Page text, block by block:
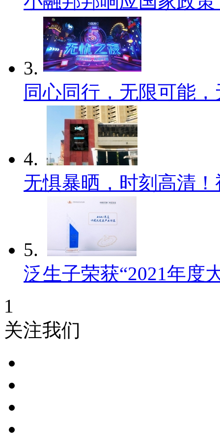
3.
同心同行，无限可能，
4.
无惧暴晒，时刻高清！
5.
泛生子荣获“2021年度
1
关注我们